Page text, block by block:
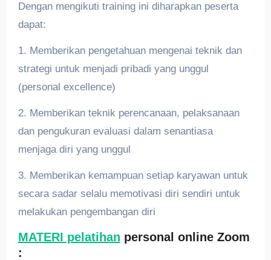
Dengan mengikuti training ini diharapkan peserta
dapat:
1. Memberikan pengetahuan mengenai teknik dan
strategi untuk menjadi pribadi yang unggul
(personal excellence)
2. Memberikan teknik perencanaan, pelaksanaan
dan pengukuran evaluasi dalam senantiasa
menjaga diri yang unggul
3. Memberikan kemampuan setiap karyawan untuk
secara sadar selalu memotivasi diri sendiri untuk
melakukan pengembangan diri
MATERI pelatihan personal online Zoom
: